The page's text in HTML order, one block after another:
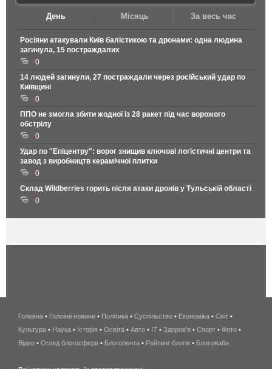
День Місяць За весь час
Росіяни атакували Київ балістикою та дронами: одна людина
загинула, 15 постраждалих
0
14 людей загинули, 27 постраждали через російський удар по
Київщині
0
ППО не змогла збити жодної із 28 ракет під час ворожого
обстрілу
0
Удар по "Епіцентру": ворог знищив ключові логістичні центри та
завод з виробництв керамічної плитки
0
Склад Wildberries горить після атаки дронів у Тульській області
0
беспроводной
интернет
киев
Головна • Головні новини • Політика • Суспільство • Економіка • Світ •
Культура • Наука • Історія • Освіта • Авто • IT • Здоров'я • Спорт • Фото •
Відео • Огляд блогосфери • Блоголента • Рейтинг блогів • Блогожаби